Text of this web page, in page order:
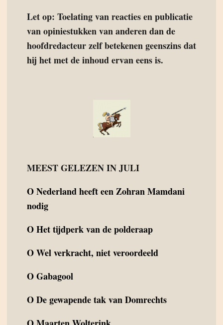
Let op: Toelating van reacties en publicatie
van opiniestukken van anderen dan de
hoofdredacteur zelf betekenen geenszins dat
hij het met de inhoud ervan eens is.
MEEST GELEZEN IN JULI
ONederland heeft een Zohran Mamdani
nodig
OHet tijdperk van de polderaap
OWel verkracht, niet veroordeeld
OGabagool
ODe gewapende tak van Domrechts